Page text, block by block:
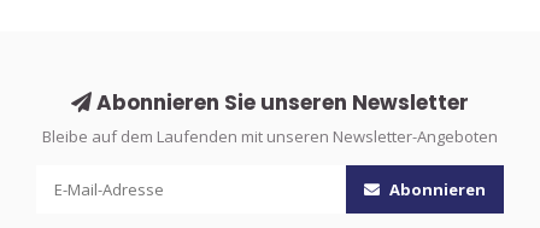
Abonnieren Sie unseren Newsletter
Bleibe auf dem Laufenden mit unseren Newsletter-Angeboten
Abonnieren